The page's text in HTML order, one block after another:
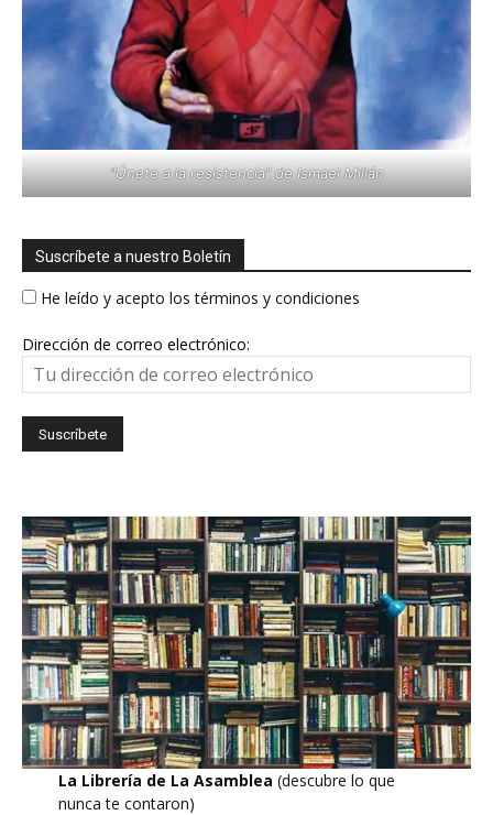
"Únete a la resistencia" de Ismael Millán
Suscríbete a nuestro Boletín
He leído y acepto los términos y condiciones
Dirección de correo electrónico:
La Librería de La Asamblea (descubre lo que
nunca te contaron)